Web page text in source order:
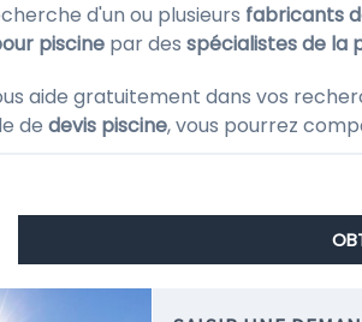
d'un ou plusieurs fabricants
piscine par des spécialistes de la
aide gratuitement dans vos
de devis piscine, vous pourrez